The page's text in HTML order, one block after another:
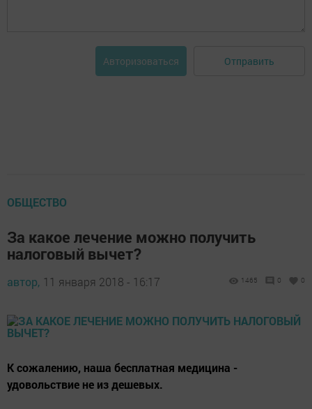
Авторизоваться Отправить
ОБЩЕСТВО
За какое лечение можно получить
налоговый вычет?
автор, 11 января 2018 - 16:17 1465 0 0
К сожалению, наша бесплатная медицина -
удовольствие не из дешевых.